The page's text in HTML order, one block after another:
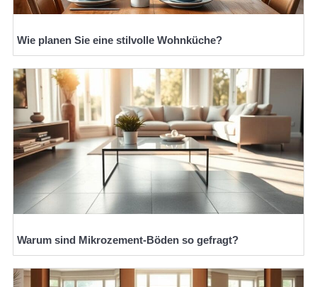
Wie planen Sie eine stilvolle Wohnküche?
Warum sind Mikrozement-Böden so gefragt?